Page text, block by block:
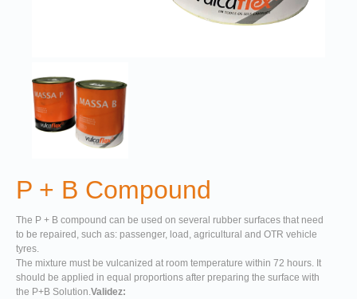
P + B Compound
The P + B compound can be used on several rubber surfaces that need
to be repaired, such as: passenger, load, agricultural and OTR vehicle
tyres.
The mixture must be vulcanized at room temperature within 72 hours. It
should be applied in equal proportions after preparing the surface with
the P+B Solution.Validez: